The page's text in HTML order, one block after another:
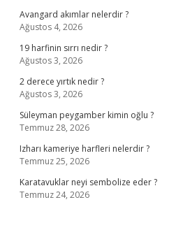
Avangard akımlar nelerdir ?
Ağustos 4, 2026
19 harfinin sırrı nedir ?
Ağustos 3, 2026
2 derece yırtık nedir ?
Ağustos 3, 2026
Süleyman peygamber kimin oğlu ?
Temmuz 28, 2026
Izharı kameriye harfleri nelerdir ?
Temmuz 25, 2026
Karatavuklar neyi sembolize eder ?
Temmuz 24, 2026